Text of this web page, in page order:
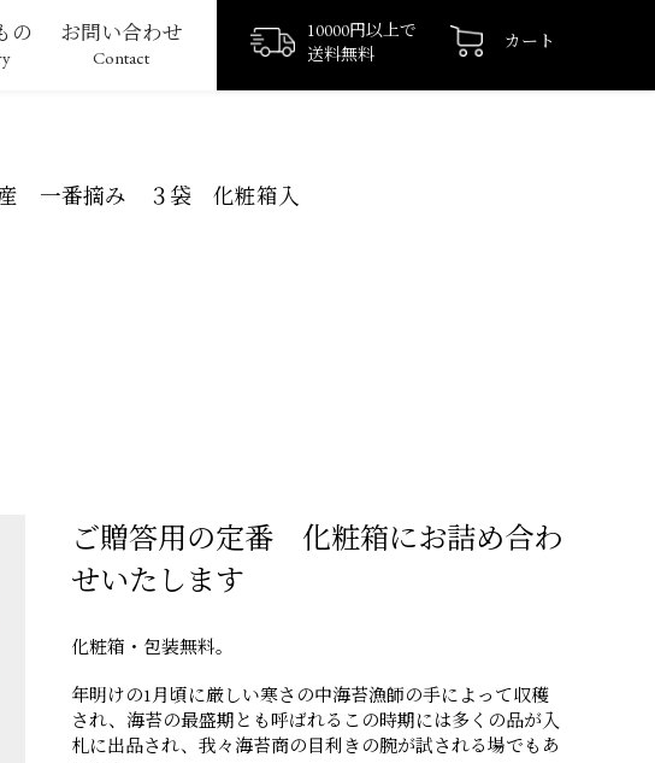
の お問い合わせ
Contact
10000円以上で
送料無料
カート
一番摘み ３袋 化粧箱入
ご贈答用の定番 化粧箱にお詰め合わ
せいたします
化粧箱・包装無料。
年明けの1月頃に厳しい寒さの中海苔漁師の手によって収穫
され、海苔の最盛期とも呼ばれるこの時期には多くの品が入
札に出品され、我々海苔商の目利きの腕が試される場でもあ